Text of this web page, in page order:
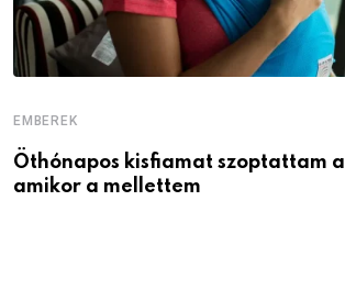
EMBEREK
Öthónapos kisfiamat szoptattam
amikor a mellettem